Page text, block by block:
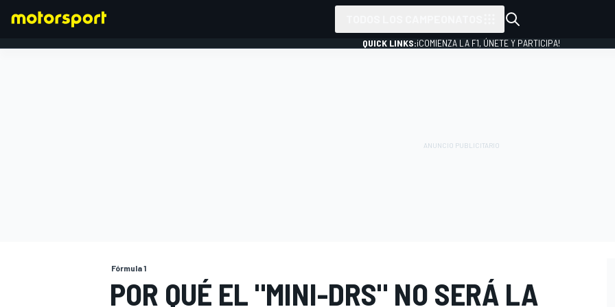
QUICK LINKS:¡COMIENZA LA F1, ÚNETE Y PARTICIPA!
Fórmula 1
POR QUÉ EL "MINI-DRS" NO SERÁ LA